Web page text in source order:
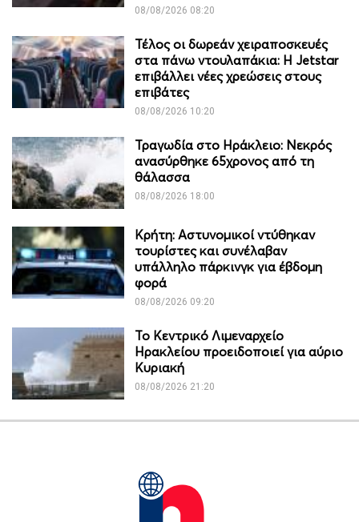
08/08/2026 08:20
Τέλος οι δωρεάν χειραποσκευές
στα πάνω ντουλαπάκια: Η Jetstar
επιβάλλει νέες χρεώσεις στους
επιβάτες
08/08/2026 10:20
Τραγωδία στο Ηράκλειο: Νεκρός
ανασύρθηκε 65χρονος από τη
θάλασσα
08/08/2026 18:00
Κρήτη: Αστυνομικοί ντύθηκαν
τουρίστες και συνέλαβαν
υπάλληλο πάρκινγκ για έβδομη
φορά
08/08/2026 09:20
Το Κεντρικό Λιμεναρχείο
Ηρακλείου προειδοποιεί για αύριο
Κυριακή
08/08/2026 21:20